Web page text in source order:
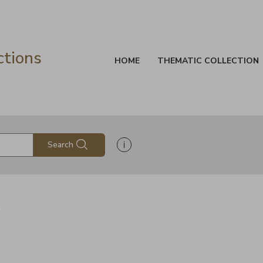
HOME THEMATIC COLLECTION
Search Show search help information